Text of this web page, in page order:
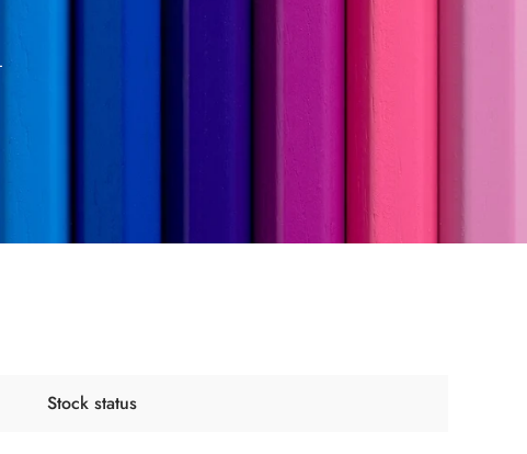
Stock status